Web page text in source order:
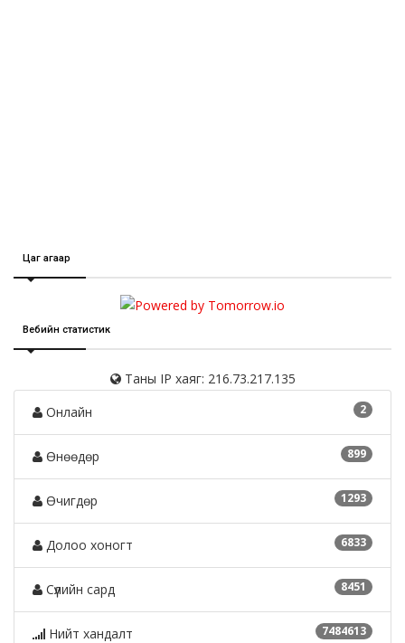
Цаг агаар
Вебийн статистик
Таны IP хаяг: 216.73.217.135
2
Онлайн
899
Өнөөдөр
1293
Өчигдөр
6833
Долоо хоногт
8451
Сүүлийн сард
7484613
Нийт хандалт